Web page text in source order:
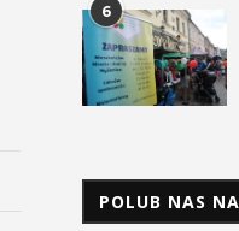
6
POLUB NAS